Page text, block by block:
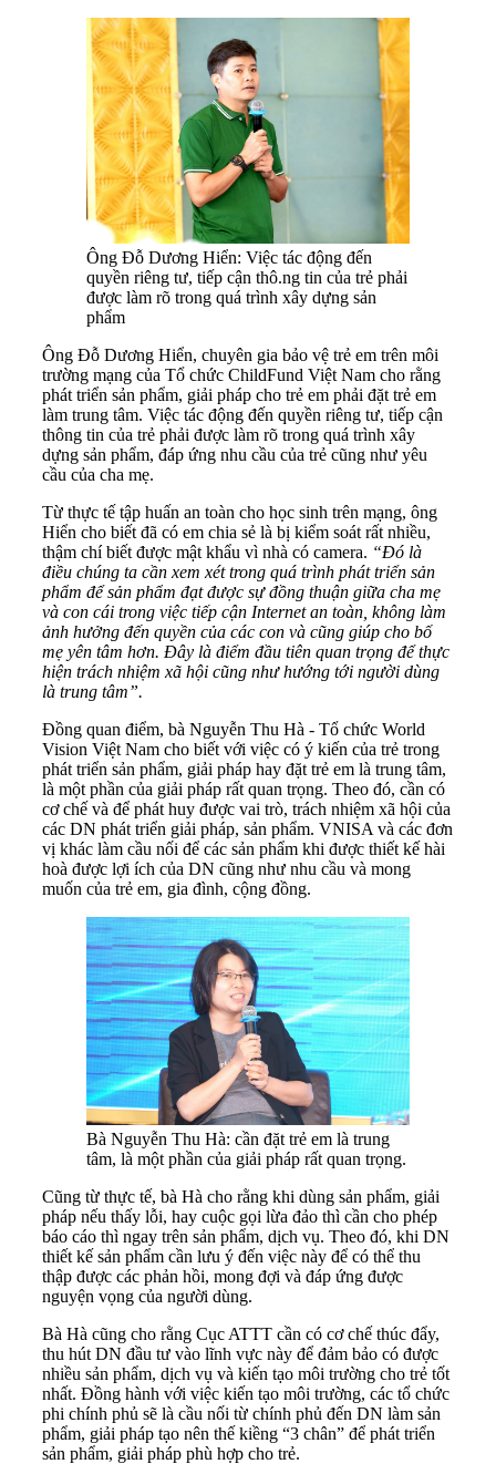
Ông Đỗ Dương Hiển: Việc tác động đến
quyền riêng tư, tiếp cận thô.ng tin của trẻ phải
được làm rõ trong quá trình xây dựng sản
phẩm
Ông Đỗ Dương Hiển, chuyên gia bảo vệ trẻ em trên môi
trường mạng của Tổ chức ChildFund Việt Nam cho rằng
phát triển sản phẩm, giải pháp cho trẻ em phải đặt trẻ em
làm trung tâm. Việc tác động đến quyền riêng tư, tiếp cận
thông tin của trẻ phải được làm rõ trong quá trình xây
dựng sản phẩm, đáp ứng nhu cầu của trẻ cũng như yêu
cầu của cha mẹ.
Từ thực tế tập huấn an toàn cho học sinh trên mạng, ông
Hiển cho biết đã có em chia sẻ là bị kiểm soát rất nhiều,
thậm chí biết được mật khẩu vì nhà có camera. “Đó là
điều chúng ta cần xem xét trong quá trình phát triển sản
phẩm để sản phẩm đạt được sự đồng thuận giữa cha mẹ
và con cái trong việc tiếp cận Internet an toàn, không làm
ảnh hưởng đến quyền của các con và cũng giúp cho bố
mẹ yên tâm hơn. Đây là điểm đầu tiên quan trọng để thực
hiện trách nhiệm xã hội cũng như hướng tới người dùng
là trung tâm”.
Đồng quan điểm, bà Nguyễn Thu Hà - Tổ chức World
Vision Việt Nam cho biết với việc có ý kiến của trẻ trong
phát triển sản phẩm, giải pháp hay đặt trẻ em là trung tâm,
là một phần của giải pháp rất quan trọng. Theo đó, cần có
cơ chế và để phát huy được vai trò, trách nhiệm xã hội của
các DN phát triển giải pháp, sản phẩm. VNISA và các đơn
vị khác làm cầu nối để các sản phẩm khi được thiết kế hài
hoà được lợi ích của DN cũng như nhu cầu và mong
muốn của trẻ em, gia đình, cộng đồng.
Bà Nguyễn Thu Hà: cần đặt trẻ em là trung
tâm, là một phần của giải pháp rất quan trọng.
Cũng từ thực tế, bà Hà cho rằng khi dùng sản phẩm, giải
pháp nếu thấy lỗi, hay cuộc gọi lừa đảo thì cần cho phép
báo cáo thì ngay trên sản phẩm, dịch vụ. Theo đó, khi DN
thiết kế sản phẩm cần lưu ý đến việc này để có thể thu
thập được các phản hồi, mong đợi và đáp ứng được
nguyện vọng của người dùng.
Bà Hà cũng cho rằng Cục ATTT cần có cơ chế thúc đẩy,
thu hút DN đầu tư vào lĩnh vực này để đảm bảo có được
nhiều sản phẩm, dịch vụ và kiến tạo môi trường cho trẻ tốt
nhất. Đồng hành với việc kiến tạo môi trường, các tổ chức
phi chính phủ sẽ là cầu nối từ chính phủ đến DN làm sản
phẩm, giải pháp tạo nên thế kiềng “3 chân” để phát triển
sản phẩm, giải pháp phù hợp cho trẻ.